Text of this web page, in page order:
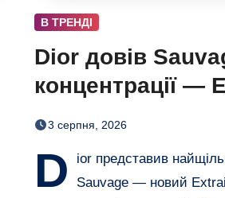
В ТРЕНДІ
Dior довів
концентрації —
дозріває 42 дні
3 серпня, 2026
D
ior представив
Sauvage — новий